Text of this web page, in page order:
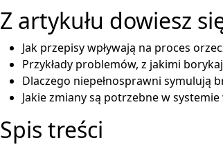
Z artykułu dowiesz
Jak przepisy wpływają na proces
Przykłady problemów, z jakimi
Dlaczego niepełnosprawni symulują
Jakie zmiany są potrzebne w
Spis treści